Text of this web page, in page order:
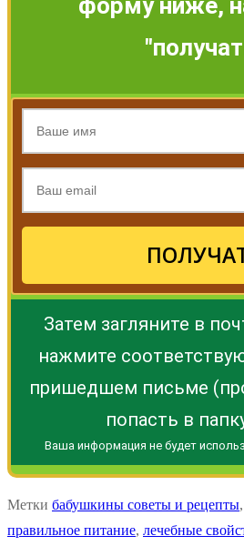
форму ниже,
Затем загляните в
нажмите
пришедшем письме
попасть в
Ваша информация не будет
Метки бабушкины советы и рецепты,
правильное питание, лечебные